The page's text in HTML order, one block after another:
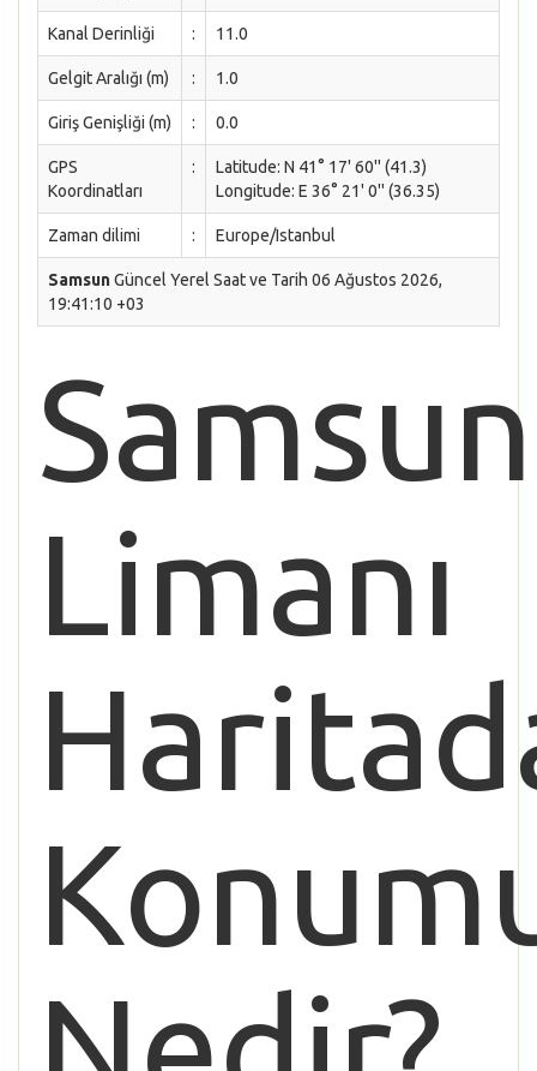
Kanal Derinliği : 11.0
Gelgit Aralığı (m) : 1.0
Giriş Genişliği (m) : 0.0
GPS
Koordinatları
:
Latitude: N 41° 17' 60'' (41.3)
Longitude: E 36° 21' 0'' (36.35)
Zaman dilimi : Europe/Istanbul
SamsunGüncel Yerel Saat ve Tarih 06 Ağustos 2026,
19:41:10 +03
Samsun
Limanı